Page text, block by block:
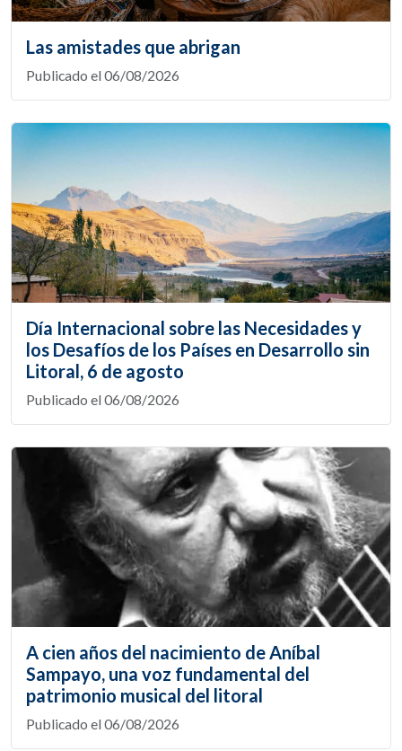
Las amistades que abrigan
Publicado el 06/08/2026
Día Internacional sobre las Necesidades y
los Desafíos de los Países en Desarrollo sin
Litoral, 6 de agosto
Publicado el 06/08/2026
A cien años del nacimiento de Aníbal
Sampayo, una voz fundamental del
patrimonio musical del litoral
Publicado el 06/08/2026